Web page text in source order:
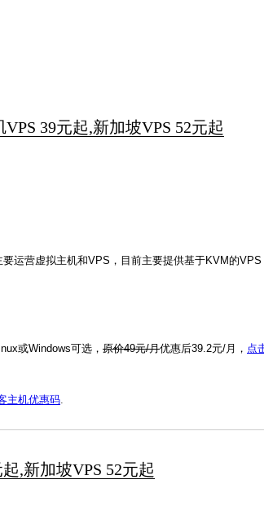
39元起,新加坡VPS 52元起
运营虚拟主机和VPS，目前主要提供基于KVM的
或Windows可选， 原价49元/月优惠后39.2元/月， 点
主机优惠码
,新加坡VPS 52元起